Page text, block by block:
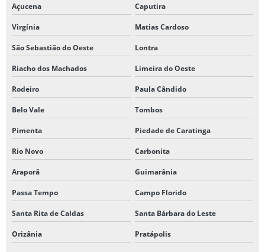
Açucena Caputira
Virgínia Matias Cardoso
São Sebastião do Oeste Lontra
Riacho dos Machados Limeira do Oeste
Rodeiro Paula Cândido
Belo Vale Tombos
Pimenta Piedade de Caratinga
Rio Novo Carbonita
Araporã Guimarânia
Passa Tempo Campo Florido
Santa Rita de Caldas Santa Bárbara do Leste
Orizânia Pratápolis